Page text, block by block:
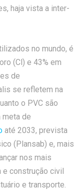
haja vista a inter-
no mundo, é
(Cl) e 43% em
de
se refletem na
o PVC são
meta de
até 2033, prevista
(Plansab) e, mais
nos mais
construção civil
e transporte.